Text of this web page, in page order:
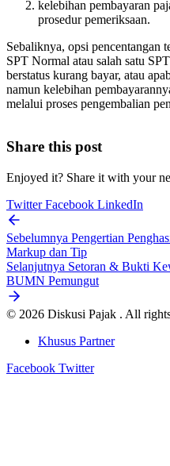
kelebihan pembayaran
prosedur pemeriksaan.
Sebaliknya, opsi pencentangan
SPT Normal atau salah satu
berstatus kurang bayar, atau
namun kelebihan
melalui proses pengembalian
Share this post
Enjoyed it? Share it with your
TwitterFacebook LinkedIn
Sebelumnya Pengertian
Markup dan Tip
Selanjutnya Setoran & Bukti
BUMN Pemungut
© 2026 Diskusi Pajak . All
Khusus Partner
Facebook Twitter